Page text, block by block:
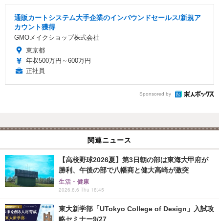
通販カートシステム大手企業のインバウンドセールス/新規ア
カウント獲得
GMOメイクショップ株式会社
東京都
年収500万円～600万円
正社員
Sponsored by
関連ニュース
【高校野球2026夏】第3日朝の部は東海大甲府が
勝利、午後の部で八幡商と健大高崎が激突
生活・健康
2026.8.6 Thu 18:45
東大新学部「UTokyo College of Design」入試攻
略セミナー9/27